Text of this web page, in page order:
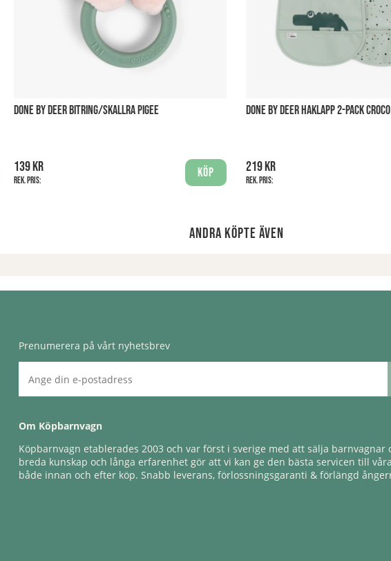
DONE BY DEER BITRING/SKALLRA PIGEE
139 kr
Rek. pris:
Köp
DONE BY DEER HAKLAPP 2-PACK
219 kr
Rek. pris:
Andra köpte även
Prenumerera på vårt nyhetsbrev
Om Köpbarnvagn
Köpbarnvagn etablerades 2003 och var först i sverige med att sälja barnvagnar
breda kunskap och långa erfarenhet gör att vi kan ge den bästa servicen till
både innan och efter köp. Snabb leverans, förlossningsgaranti & förlängd